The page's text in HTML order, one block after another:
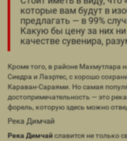
которые вам будут в
предлагать — в 99%
Какую бы цену за них
качестве сувенира,
Кроме того, в районе Махмутлара
Сиедра и Лаэртес, с хорошо
Караван-Сараями. Но самая
достопримечательность — это
форель, которую здесь можно
Река Димчай
Река Димчайславится не только